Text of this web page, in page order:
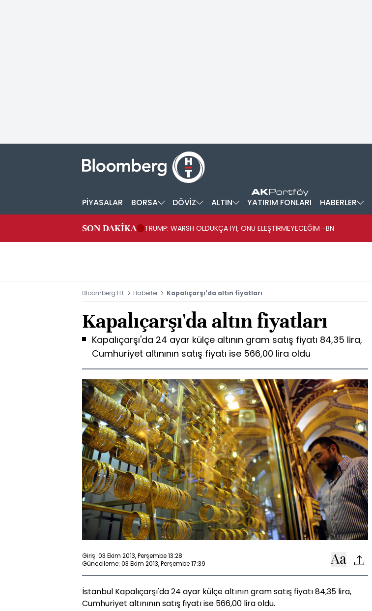
PİYASALAR BORSA DÖVİZ ALTIN YATIRIM FONLARI HABERLER
SON DAKİKA TRUMP: WARSH OLDUKÇA İYİ, ONU ELEŞTİRMEYECEĞİM -BN
Bloomberg HT Haberler Kapalıçarşı'da altın fiyatları
Kapalıçarşı'da altın fiyatları
Kapalıçarşı'da 24 ayar külçe altının gram satış fiyatı 84,35 lira,
Cumhuriyet altınının satış fiyatı ise 566,00 lira oldu
Giriş: 03 Ekim 2013, Perşembe 13:28
Güncelleme: 03 Ekim 2013, Perşembe 17:39
İstanbul Kapalıçarşı'da 24 ayar külçe altının gram satış fiyatı 84,35 lira,
Cumhuriyet altınının satış fiyatı ise 566,00 lira oldu.